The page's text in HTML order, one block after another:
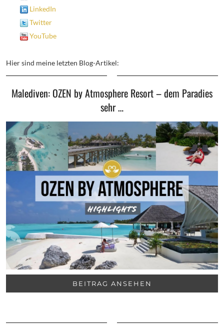
LinkedIn
Twitter
YouTube
Hier sind meine letzten Blog-Artikel:
Malediven: OZEN by Atmosphere Resort – dem Paradies
sehr …
BEITRAG ANSEHEN